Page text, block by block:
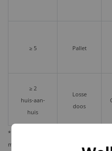
≥ 5 Pallet
≥ 2
huis-aan-
huis
Losse
doos
* Wij verzenden 1 kerstpakket
mogelijkheid deze per pallet te laten